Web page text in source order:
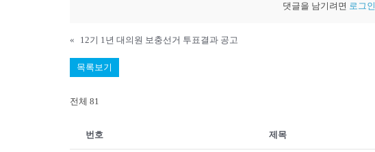
댓글을 남기려면 로그인
« 12기 1년 대의원 보충선거 투표결과 공고
목록보기
전체 81
번호 제목